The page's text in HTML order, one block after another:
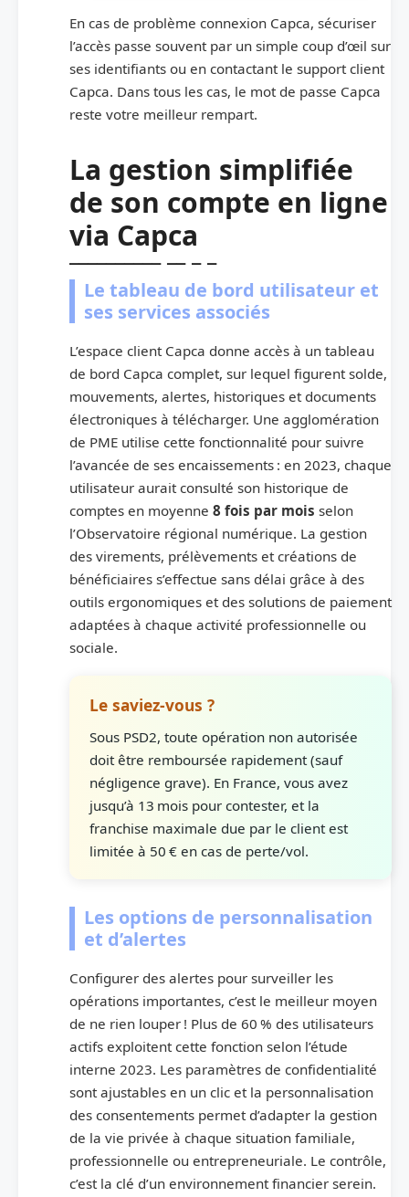
En cas de problème connexion Capca, sécuriser
l’accès passe souvent par un simple coup d’œil sur
ses identifiants ou en contactant le support client
Capca. Dans tous les cas, le mot de passe Capca
reste votre meilleur rempart.
La gestion simplifiée
de son compte en ligne
via Capca
Le tableau de bord utilisateur et
ses services associés
L’espace client Capca donne accès à un tableau
de bord Capca complet, sur lequel figurent solde,
mouvements, alertes, historiques et documents
électroniques à télécharger. Une agglomération
de PME utilise cette fonctionnalité pour suivre
l’avancée de ses encaissements : en 2023, chaque
utilisateur aurait consulté son historique de
comptes en moyenne 8 fois par mois selon
l’Observatoire régional numérique. La gestion
des virements, prélèvements et créations de
bénéficiaires s’effectue sans délai grâce à des
outils ergonomiques et des solutions de paiement
adaptées à chaque activité professionnelle ou
sociale.
Le saviez-vous ?
Sous PSD2, toute opération non autorisée
doit être remboursée rapidement (sauf
négligence grave). En France, vous avez
jusqu’à 13 mois pour contester, et la
franchise maximale due par le client est
limitée à 50 € en cas de perte/vol.
Les options de personnalisation
et d’alertes
Configurer des alertes pour surveiller les
opérations importantes, c’est le meilleur moyen
de ne rien louper ! Plus de 60 % des utilisateurs
actifs exploitent cette fonction selon l’étude
interne 2023. Les paramètres de confidentialité
sont ajustables en un clic et la personnalisation
des consentements permet d’adapter la gestion
de la vie privée à chaque situation familiale,
professionnelle ou entrepreneuriale. Le contrôle,
c’est la clé d’un environnement financier serein.